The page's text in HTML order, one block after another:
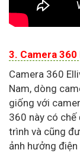
3. Camera 360
Camera 360
Nam, dòng
giống với
360 này có chế
trình và cũng
ảnh hưởng